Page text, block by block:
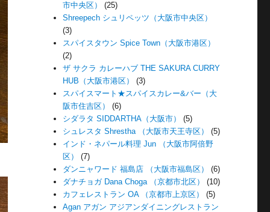
市中央区）
(25)
Shreepech シュリペッツ（大阪市中央区）
(3)
スパイスタウン Spice Town（大阪市港区）
(2)
ザ サクラ カレーハブ THE SAKURA CURRY
HUB（大阪市港区）
(3)
スパイスマート★スパイスカレー&バー（大
阪市住吉区）
(6)
シダラタ SIDDARTHA（大阪市）
(5)
シュレスタ Shrestha （大阪市天王寺区）
(5)
インド・ネパール料理 Jun （大阪市阿倍野
区）
(7)
ダンニャワード 福島店 （大阪市福島区）
(6)
ダナチョガ Dana Choga （京都市北区）
(10)
カフェレストラン OA （京都市上京区）
(5)
Agan アガン アジアンダイニングレストラン